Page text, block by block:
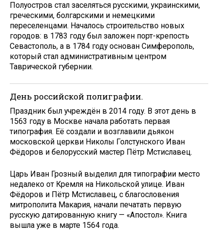
Полуостров стал заселяться русскими, украинскими,
греческими, болгарскими и немецкими
переселенцами. Началось строительство новых
городов: в 1783 году был заложен порт-крепость
Севастополь, а в 1784 году основан Симферополь,
который стал административным центром
Таврической губернии.
День российской полиграфии.
Праздник был учреждён в 2014 году. В этот день в
1563 году в Москве начала работать первая
типография. Её создали и возглавили дьякон
московской церкви Николы Голстунского Иван
Фёдоров и белорусский мастер Пётр Мстиславец.
Царь Иван Грозный выделил для типографии место
недалеко от Кремля на Никольской улице. Иван
Фёдоров и Пётр Мстиславец, с благословения
митрополита Макария, начали печатать первую
русскую датированную книгу — «Апостол». Книга
вышла уже в марте 1564 года.